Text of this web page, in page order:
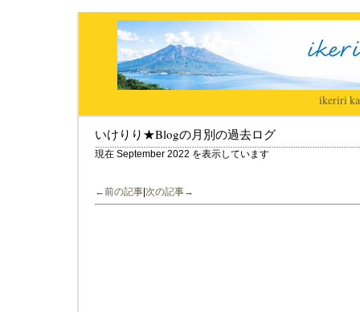
ikeriri|
いけりり★Blogの月別の過去ログ
現在 September 2022 を表示しています
←前の記事 次の記事→